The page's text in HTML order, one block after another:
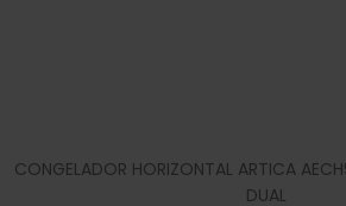
CONGELADOR HORIZONTAL ARTICA
DUAL